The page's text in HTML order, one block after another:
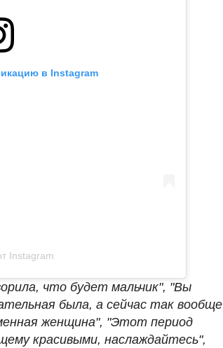
в Instagram
Instagram
что будет мальчик", "Вы
была, а сейчас так вообще
женщина", "Этот период
красивыми, наслаждайтесь",